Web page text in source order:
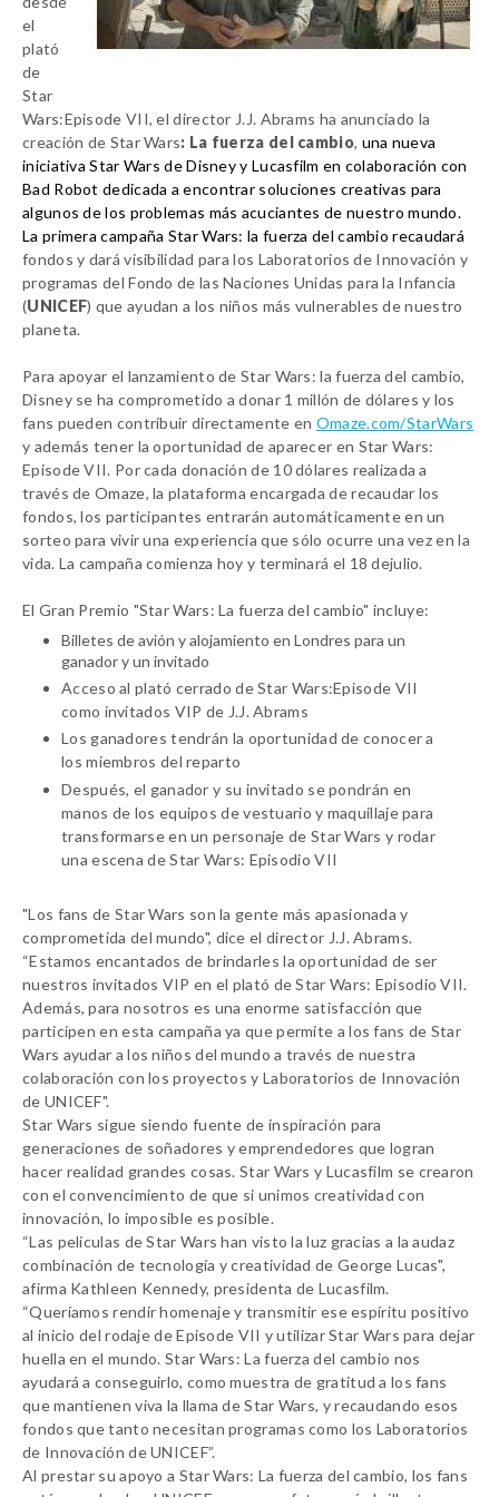
el
plató
de
Star
Wars:Episode VII, el director J.J. Abrams ha anunciado la
creación de Star Wars: La fuerza del cambio, una nueva
iniciativaStar Warsde Disney y Lucasfilm en colaboración con
Bad Robot dedicada a encontrar soluciones creativas para
algunos de los problemas más acuciantes de nuestro mundo.
La primera campaña Star Wars: la fuerza del cambio recaudará
fondos y darávisibilidad para los Laboratorios de Innovación y
programas del Fondo de las Naciones Unidas para la Infancia
(UNICEF) que ayudan a los niños más vulnerables de nuestro
planeta.
Para apoyar el lanzamiento deStar Wars: la fuerza del cambio,
Disney se ha comprometido a donar 1 millón de dólares y los
fans pueden contribuir directamente en Omaze.com/StarWars
y además tener la oportunidad de aparecer en Star Wars:
Episode VII. Por cada donación de 10 dólares realizada a
través de Omaze, la plataforma encargada de recaudar los
fondos, los participantes entrarán automáticamente en un
sorteo para vivir una experiencia que sólo ocurre una vez en la
vida. La campaña comienza hoy y terminará el 18 dejulio.
El Gran Premio "Star Wars: La fuerza del cambio" incluye:
Billetes de avión y alojamiento en Londres para un
ganador y un invitado
Acceso al plató cerrado de Star Wars:Episode VII
como invitados VIP de J.J. Abrams
Los ganadores tendrán la oportunidad de conocer a
los miembros del reparto
Después, el ganador y su invitado se pondrán en
manos de los equipos de vestuario y maquillaje para
transformarse en un personaje de Star Wars y rodar
una escena de Star Wars: Episodio VII
"Los fans de Star Wars son la gente más apasionada y
comprometida del mundo", dice el director J.J. Abrams.
“Estamos encantados de brindarles la oportunidad de ser
nuestros invitados VIP en el plató deStar Wars: Episodio VII.
Además, para nosotros es una enorme satisfacción que
participen en esta campaña ya que permite a los fans de Star
Wars ayudar a los niños del mundo a través de nuestra
colaboración con los proyectos y Laboratorios de Innovación
de UNICEF".
Star Wars sigue siendo fuente de inspiración para
generaciones de soñadores y emprendedores que logran
hacer realidad grandes cosas.Star Wars y Lucasfilm se crearon
con el convencimiento de que si unimos creatividad con
innovación, lo imposible es posible.
“Las películas deStar Wars han visto la luz gracias a la audaz
combinación de tecnología y creatividad de George Lucas",
afirma Kathleen Kennedy, presidenta de Lucasfilm.
“Queríamos rendir homenaje y transmitir ese espíritu positivo
al inicio del rodaje de Episode VII y utilizarStar Wars para dejar
huella en el mundo.Star Wars: La fuerza del cambio nos
ayudará a conseguirlo, como muestra de gratitud a los fans
que mantienen viva la llama deStar Wars, y recaudando esos
fondos que tanto necesitan programas como los Laboratorios
de Innovación de UNICEF”.
Al prestar su apoyo a Star Wars: La fuerza del cambio, los fans